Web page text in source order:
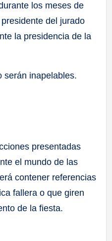
los meses de
del jurado
la presidencia de la
serán inapelables.
presentadas
el mundo de las
contener referencias
fallera o que giren
de la fiesta.